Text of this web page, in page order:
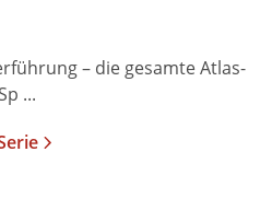
– die gesamte Atlas-
...